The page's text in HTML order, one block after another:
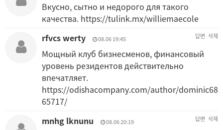
Вкусно, сытно и недорого для такого
качества. https://tulink.mx/williemaecole
rfvcs werty
08.06 19:45 답변 삭제
Мощный клуб бизнесменов, финансовый
уровень резидентов действительно
впечатляет.
https://odishacompany.com/author/dominic68
65717/
mnhg lknunu
08.06 20:19 답변 삭제